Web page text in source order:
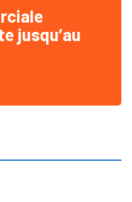
jusqu’au